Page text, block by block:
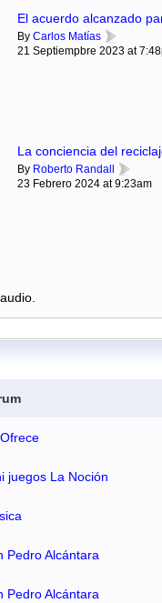
El acuerdo alcanzado
By Carlos Matías
21 Septiempbre 2023 at
La conciencia del
By Roberto Randall
23 Febrero 2024 at 9:23am
juegos La Noción
Pedro Alcántara
Pedro Alcántara